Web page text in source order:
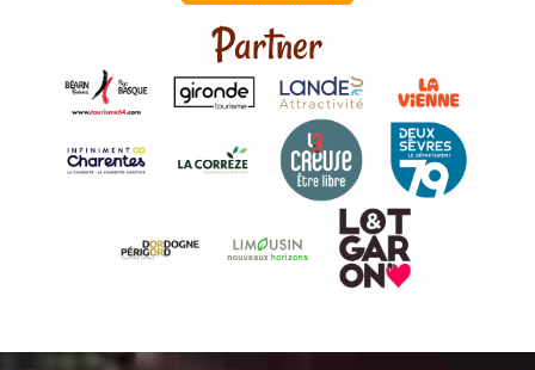
Partner